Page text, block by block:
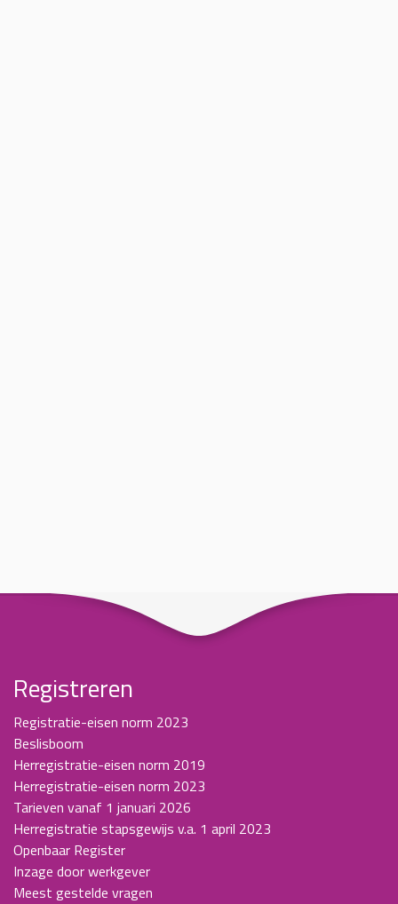
Registreren
Registratie-eisen norm 2023
Beslisboom
Herregistratie-eisen norm 2019
Herregistratie-eisen norm 2023
Tarieven vanaf 1 januari 2026
Herregistratie stapsgewijs v.a. 1 april 2023
Openbaar Register
Inzage door werkgever
Meest gestelde vragen